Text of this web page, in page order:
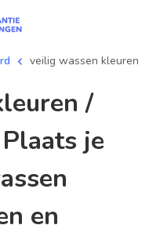
veilig wassen kleuren
je
en